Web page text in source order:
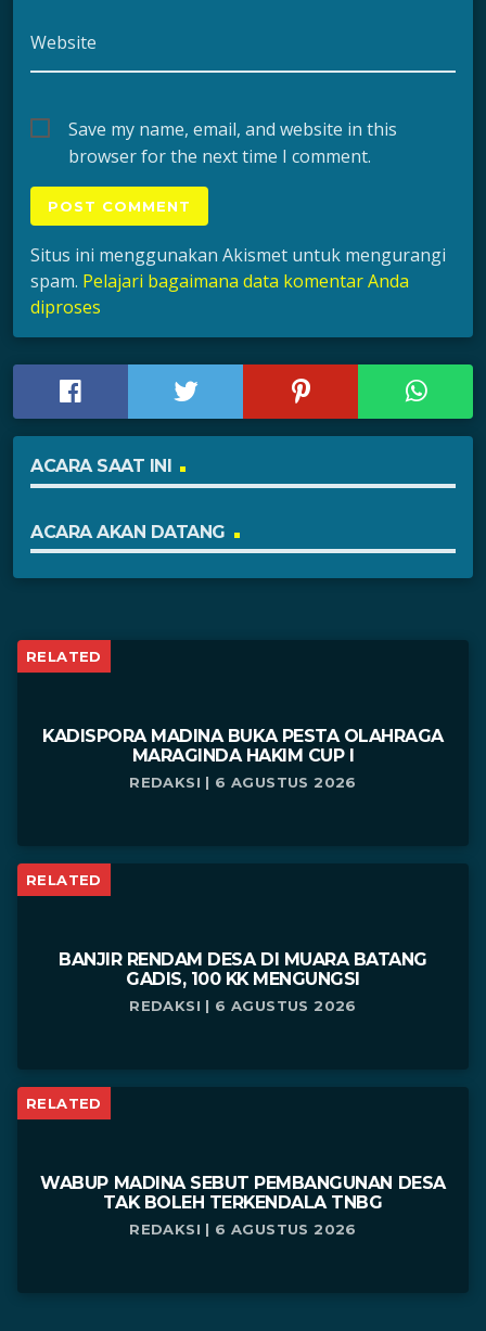
Website
Save my name, email, and website in this
browser for the next time I comment.
Situs ini menggunakan Akismet untuk mengurangi
spam. Pelajari bagaimana data komentar Anda
diproses
ACARA SAAT INI
ACARA AKAN DATANG
RELATED
KADISPORA MADINA BUKA PESTA OLAHRAGA
MARAGINDA HAKIM CUP I
REDAKSI | 6 AGUSTUS 2026
RELATED
BANJIR RENDAM DESA DI MUARA BATANG
GADIS, 100 KK MENGUNGSI
REDAKSI | 6 AGUSTUS 2026
RELATED
WABUP MADINA SEBUT PEMBANGUNAN DESA
TAK BOLEH TERKENDALA TNBG
REDAKSI | 6 AGUSTUS 2026